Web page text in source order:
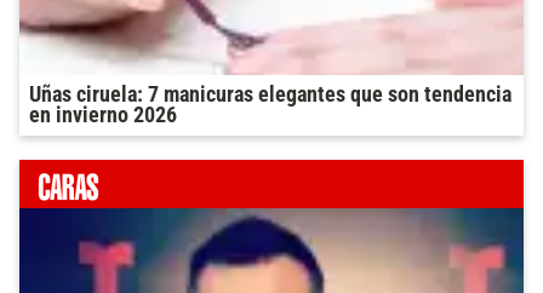
Uñas ciruela: 7 manicuras elegantes que son tendencia
en invierno 2026